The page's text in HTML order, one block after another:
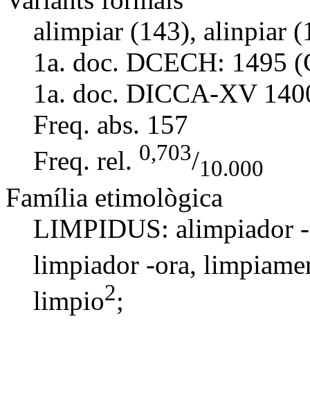
alimpiar (143), alinpiar
1a. doc. DCECH: 1495
1a. doc. DICCA-XV
Freq. abs. 157
Freq. rel. 0,703/10.000
Família etimològica
LIMPIDUS: alimpiador
limpiador -ora,
limpio2;